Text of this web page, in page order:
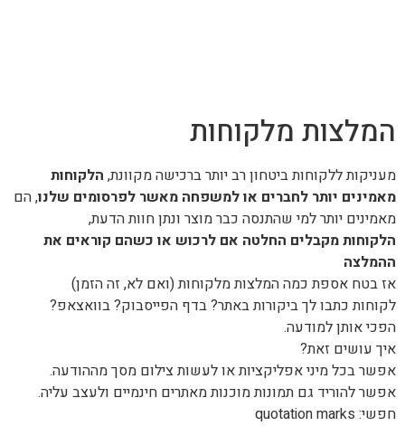
המלצות מלקוחות
מעניקות ללקוחות ביטחון רב יותר ברכישה מקוונת, הלקוחות
מאמינים יותר לחברים או למשפחה מאשר לפרסומים שלנו, הם
מאמינים יותר למי שהתנסה כבר מוצר ונתן חוות הדעת,
הלקוחות מקבלים החלטה אם לרכוש או כשהם קוראים את
ההמלצה
אז בטח אספת כמה המלצות מלקוחות (ואם לא, זה הזמן)
לקוחות כתבו לך ביקורות באתר? בדף הפייסבוק? בוואצאפ?
הפכי אותן למודעה.
איך עושים זאת?
אפשר בכל מיני אפליקציות או לעשות צילום מסך מההודעה.
אפשר להוריד גם תמונות מוכנות מאתרים חינמיים ולעצב עליה.
חפשי: quotation marks